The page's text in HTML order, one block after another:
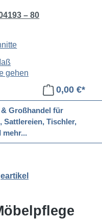
– 80
0,00 €*
Großhandel für
Sattlereien, Tischler,
mehr...